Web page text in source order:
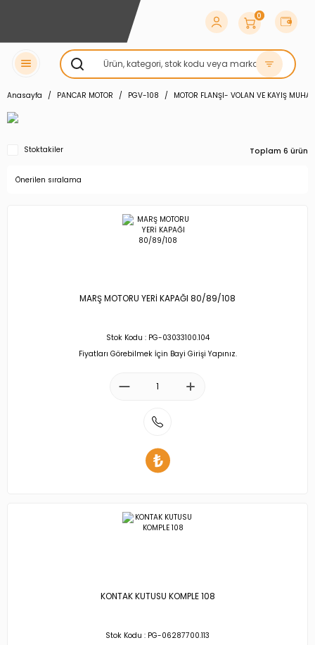
0
Anasayfa PANCAR MOTOR PGV-108 MOTOR FLANŞI- VOLAN VE KAYIŞ
Stoktakiler Toplam 6 ürün
MARŞ MOTORU YERİ KAPAĞI 80/89/108
Stok Kodu : PG-03033100.104
Fiyatları Görebilmek İçin Bayi Girişi Yapınız.
KONTAK KUTUSU KOMPLE 108
Stok Kodu : PG-06287700.113